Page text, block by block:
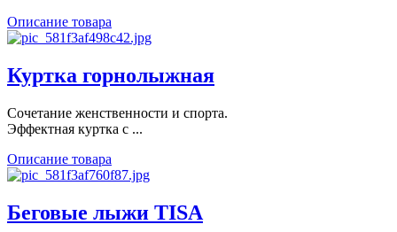
Описание товара
Куртка горнолыжная
Сочетание женственности и спорта.
Эффектная куртка с ...
Описание товара
Беговые лыжи TISA